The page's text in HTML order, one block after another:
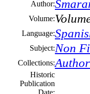
Author:
Volume:
Language:
Subject:Non
Collections:
Historic
Publication
Date: